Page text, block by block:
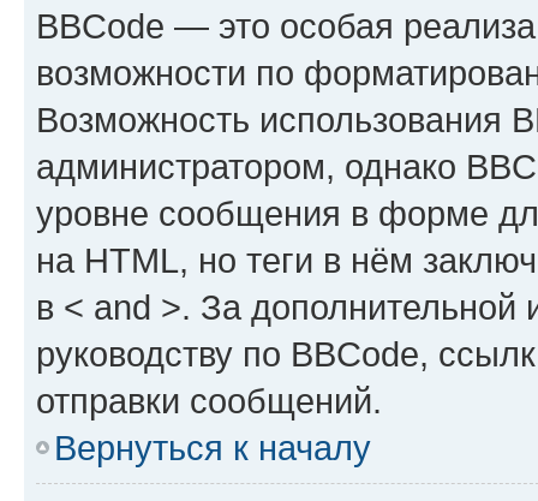
BBCode — это особая
возможности по
Возможность использования
администратором, однако
уровне сообщения в форме
на HTML, но теги в нём
в < and >. За
руководству по BBCode,
отправки сообщений.
Вернуться к началу